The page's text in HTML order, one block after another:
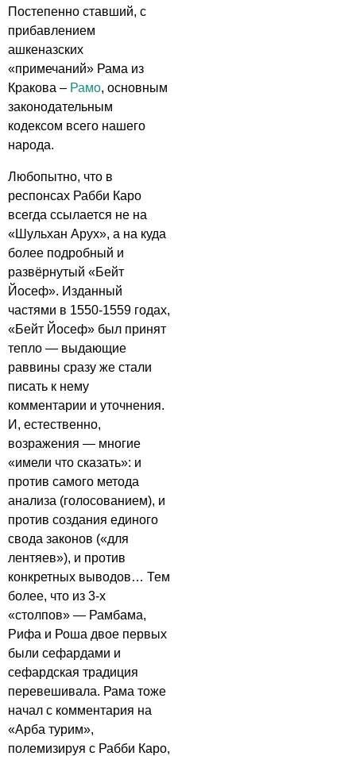
Постепенно ставший, с
прибавлением
ашкеназских
«примечаний» Рама из
Кракова – Рамо, основным
законодательным
кодексом всего нашего
народа.
Любопытно, что в
респонсах Рабби Каро
всегда ссылается не на
«Шульхан Арух», а на куда
более подробный и
развёрнутый «Бейт
Йосеф». Изданный
частями в 1550-1559 годах,
«Бейт Йосеф» был принят
тепло — выдающие
раввины сразу же стали
писать к нему
комментарии и уточнения.
И, естественно,
возражения — многие
«имели что сказать»: и
против самого метода
анализа (голосованием), и
против создания единого
свода законов («для
лентяев»), и против
конкретных выводов… Тем
более, что из 3-х
«столпов» — Рамбама,
Рифа и Роша двое первых
были сефардами и
сефардская традиция
перевешивала. Рама тоже
начал с комментария на
«Арба турим»,
полемизируя с Рабби Каро,